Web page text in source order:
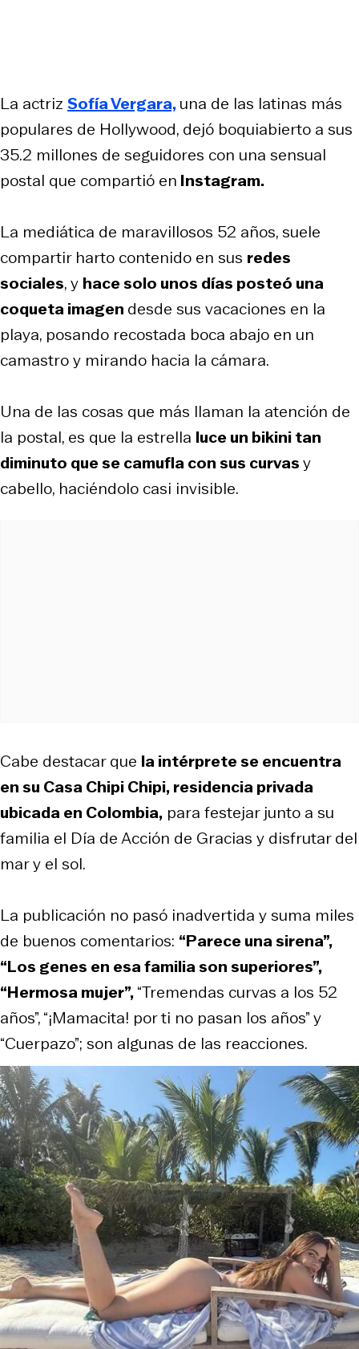
La actriz Sofía Vergara,una de las latinas más
populares de Hollywood, dejó boquiabierto a sus
35.2 millones de seguidores con una sensual
postal que compartió en Instagram.
La mediática de maravillosos 52 años, suele
compartir harto contenido en sus redes
sociales, y hace solo unos días posteó una
coqueta imagen desde sus vacaciones en la
playa, posando recostada boca abajo en un
camastro y mirando hacia la cámara.
Una de las cosas que más llaman la atención de
la postal, es que la estrella luce un bikini tan
diminuto que se camufla con sus curvasy
cabello, haciéndolo casi invisible.
Cabe destacar que la intérprete se encuentra
en su Casa Chipi Chipi, residencia privada
ubicada en Colombia, para festejar junto a su
familia el Día de Acción de Gracias y disfrutar del
mar y el sol.
La publicación no pasó inadvertida y suma miles
de buenos comentarios: “Parece una sirena”,
“Los genes en esa familia son superiores”,
“Hermosa mujer”,“Tremendas curvas a los 52
años”, “¡Mamacita! por ti no pasan los años” y
“Cuerpazo”; son algunas de las reacciones.